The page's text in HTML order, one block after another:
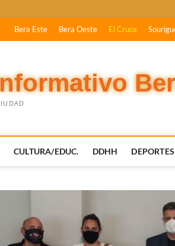
Bera Este Bera Oeste El Cruce
CULTURA/EDUC. DDHH DEPORTES